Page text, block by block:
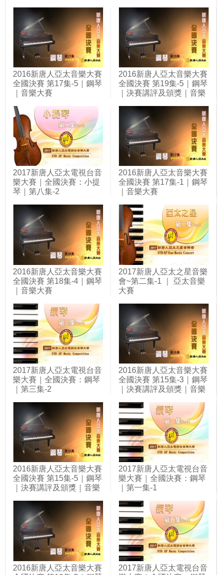
2016新唐人亞太音樂大賽
全國決賽 第17集-5｜鋼琴
｜音樂大賽
2016新唐人亞太音樂大賽
全國決賽 第19集-5｜鋼琴
｜決賽講評及頒獎｜音樂
2017新唐人亞太電視台音
樂大賽｜全國決賽：小提
琴｜第八集-2
2016新唐人亞太音樂大賽
全國決賽 第17集-1｜鋼琴
｜音樂大賽
2016新唐人亞太音樂大賽
全國決賽 第18集-4｜鋼琴
｜音樂大賽
2017新唐人亞太之星音樂
會~第二集-1 ｜ 亞太音樂
大賽
2017新唐人亞太電視台音
樂大賽｜全國決賽：鋼琴
｜第三集-2
2016新唐人亞太音樂大賽
全國決賽 第15集-3｜鋼琴
｜決賽講評及頒獎｜音樂
2016新唐人亞太音樂大賽
全國決賽 第15集-5｜鋼琴
｜決賽講評及頒獎｜音樂
2017新唐人亞太電視台音
樂大賽｜全國決賽：鋼琴
｜第一集-1
2016新唐人亞太音樂大賽
2017新唐人亞太電視台音